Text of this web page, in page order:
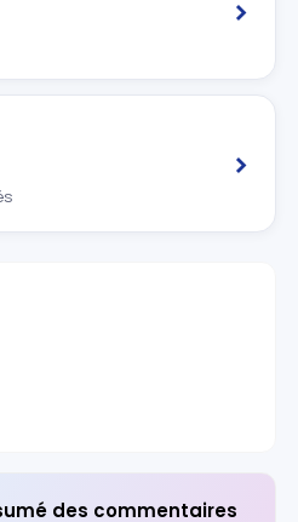
›
›
des commentaires